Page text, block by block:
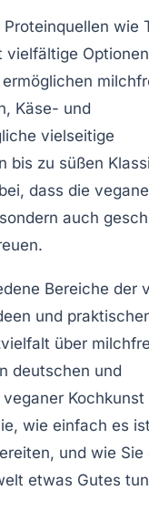
wie
vielfältige
Käse- und
vielseitige
bis zu süßen
dass die
auch
Bereiche der
und
über
deutschen und
Kochkunst
wie einfach es
und wie Sie
etwas Gutes